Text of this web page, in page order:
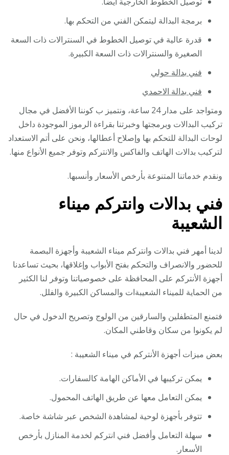
برمجة البدالة ليتمكن الفني من التحكم بها.
قدرة عالية في توصيل الخطوط في السنترالات ذات السعة
الصغيرة والسنترالات ذات السعة الكبيرة.
فني بدالة حولي
فني بدالة الاحمدي
ومتواجد على مدار 24 ساعة، ونتميز ب كوننا الأفضل في مجال
تركيب البدالات وبرمجتها وخبرتنا بقراءة الرموز الموجودة داخل
لوحات البدالة للتحكم بها وإصلاح أعطالها، ونحن على أتم الاستعداد
لتركيب بدالات الهاتف والفاكس والانتركم وتوفر جميع الأنواع منها.
ونقدم خدماتنا المتنوعة بأرخص الأسعار وأنسبها.
فني بدالات وانتركم ميناء
الشعيبة
لدينا أمهر فني بدالات وانتركم ميناء الشعيبة وأجهزة البصمة
للحضور والانصراف والتحكم بفتح الأبواب وإغلاقها، بحيث تساعدنا
أجهزة الأنتركم على المحافظة على خصوصياتنا وتوفر لنا الكثير
من الحماية للميناء الشعيبةات والمساكن الكبيرة والفلل.
فتمنع المتطفلين والسارقين من الولوج وتصريح الدخول في حال
لم يكونوا من سكان وقاطني المكان.
بعض ميزات أجهزة الأنتركم في ميناء الشعيبة :
يمكن تركيبها في الأماكن الهامة كالسفارات.
يمكن التعامل معها عن طريق الهاتف المحمول.
تتوفر بأجهزة لوحية لمشاهدة الشخص عبر شاشة خاصة.
سهلة التعامل وأفضل فني انتركم لخدمة المنازل بأرخص
الأسعار.